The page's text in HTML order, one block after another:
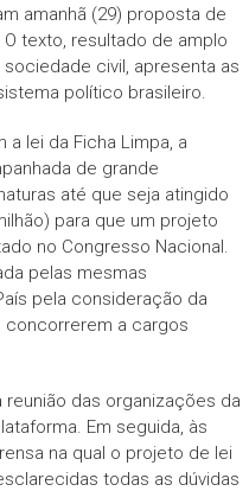
amanhã (29) proposta de
texto, resultado de amplo
civil, apresenta as
político brasileiro.
lei da Ficha Limpa, a
de grande
até que seja atingido
para que um projeto
no Congresso Nacional.
pelas mesmas
pela consideração da
concorrerem a cargos
das organizações da
Em seguida, às
na qual o projeto de lei
todas as dúvidas